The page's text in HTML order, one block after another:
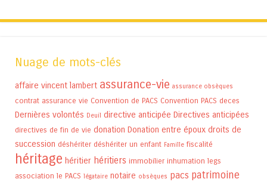
Nuage de mots-clés
affaire vincent lambert assurance-vie assurance obsèques
contrat assurance vie Convention de PACS Convention PACS deces
Dernières volontés Deuil directive anticipée Directives anticipées
directives de fin de vie donation Donation entre époux droits de
succession déshériter déshériter un enfant Famille fiscalité
héritage héritier héritiers immobilier inhumation legs
association le PACS légataire notaire obsèques pacs patrimoine